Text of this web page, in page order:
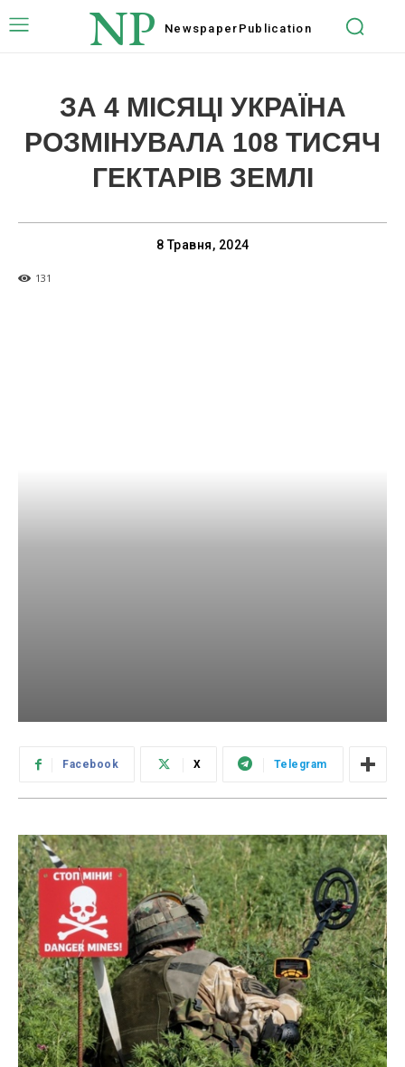
NP Newspaper Publication
ЗА 4 МІСЯЦІ УКРАЇНА
РОЗМІНУВАЛА 108 ТИСЯЧ
ГЕКТАРІВ ЗЕМЛІ
8 Травня, 2024
131
Facebook X Telegram